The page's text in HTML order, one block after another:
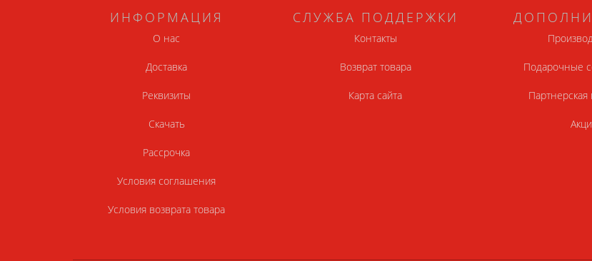
ИНФОРМАЦИЯ
О нас
Доставка
Реквизиты
Скачать
Рассрочка
Условия соглашения
Условия возврата товара
СЛУЖБА ПОДДЕРЖКИ
Контакты
Возврат товара
Карта сайта
Подарочные